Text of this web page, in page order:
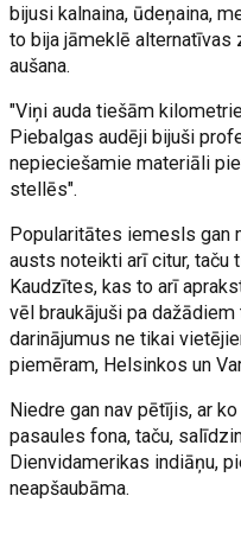
bijusi kalnaina, ūdeņaina,
to bija jāmeklē alternatīvas
aušana.
"Viņi auda tiešām
Piebalgas audēji bijuši
nepieciešamie materiāli
stellēs".
Popularitātes iemesls gan
austs noteikti arī citur,
Kaudzītes, kas to arī
vēl braukājuši pa
darinājumus ne tikai
piemēram, Helsinkos un
Niedre gan nav pētījis, ar
pasaules fona, taču,
Dienvidamerikas indiāņu,
neapšaubāma.